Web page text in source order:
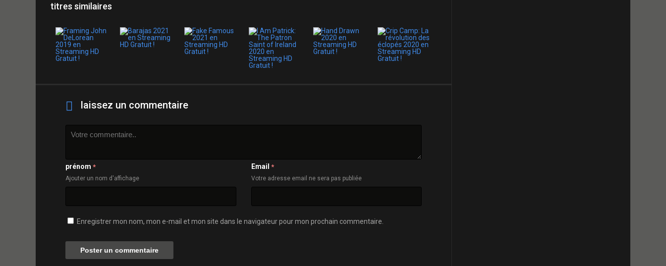
titres similaires
laissez un commentaire
prénom *
Ajouter un nom d'affichage
Email *
Votre adresse email ne sera pas publiée
Enregistrer mon nom, mon e-mail et mon site dans le navigateur pour mon prochain commentaire.